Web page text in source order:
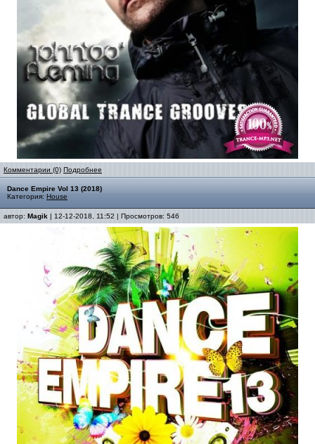
Комментарии (0) Подробнее
Dance Empire Vol 13 (2018)
Категория: House
автор: Magik | 12-12-2018, 11:52 | Просмотров: 546